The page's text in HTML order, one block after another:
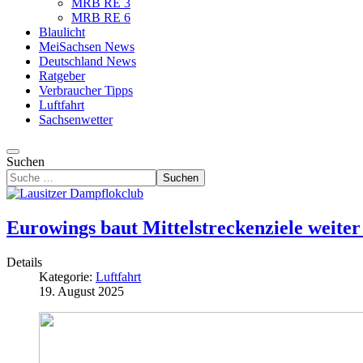
MRB RE 3
MRB RE 6
Blaulicht
MeiSachsen News
Deutschland News
Ratgeber
Verbraucher Tipps
Luftfahrt
Sachsenwetter
Suchen
Suchen
Eurowings baut Mittelstreckenziele weiter
Details
Kategorie: Luftfahrt
19. August 2025